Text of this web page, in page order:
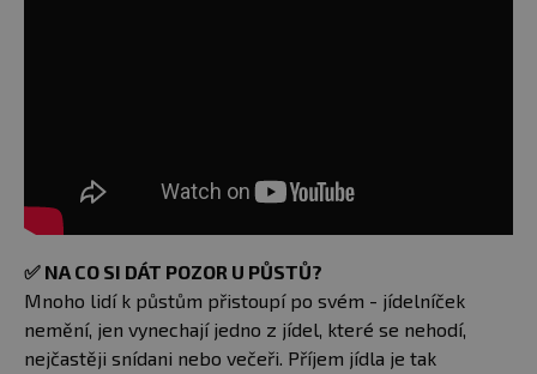
✅ NA CO SI DÁT POZOR U PŮSTŮ?
Mnoho lidí k půstům přistoupí po svém - jídelníček
nemění, jen vynechají jedno z jídel, které se nehodí,
nejčastěji snídani nebo večeři. Příjem jídla je tak